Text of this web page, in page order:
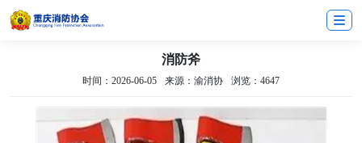
消防斧
时间：2026-06-05 来源：渝消协 浏览：4647